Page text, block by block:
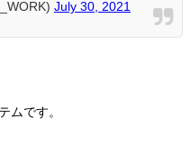
July 30, 2021
ムです。